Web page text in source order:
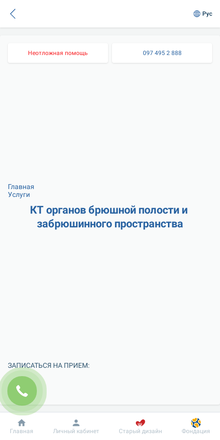
Рус
Неотложная помощь 097 495 2 888
Главная
Услуги
КТ органов брюшной полости и
забрюшинного пространства
ЗАПИСАТЬСЯ НА ПРИЕМ:
Добробут Информация Пациенту
Главная Личный кабинет Старый дизайн Фондация